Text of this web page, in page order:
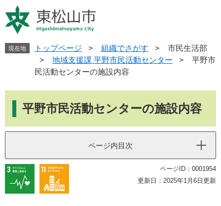
ー
ジ
ニ
ュ
現在地 トップページ > 組織でさがす >
市民生活部
>
地域支援課 平野市民活動センター >
平野市
民活動センターの施設内容
平野市民活動センターの施設内容
ページ内目次
ページID：0001954
更新日：2025年1月6日更新